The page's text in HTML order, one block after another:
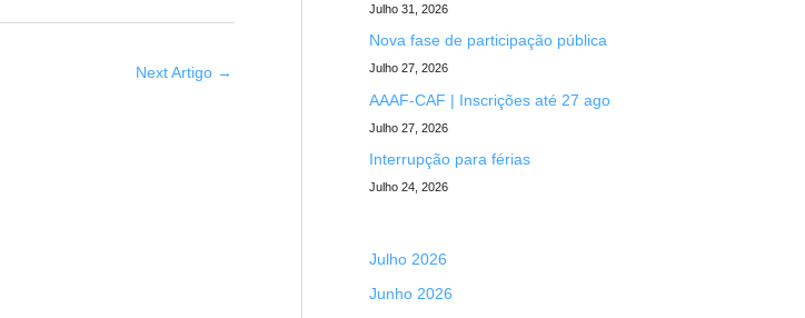
Next Artigo →
Julho 31, 2026
Nova fase de participação pública
Julho 27, 2026
AAAF-CAF | Inscrições até 27 ago
Julho 27, 2026
Interrupção para férias
Julho 24, 2026
Julho 2026
Junho 2026